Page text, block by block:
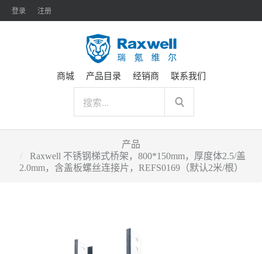
登录 注册
商城 产品目录 经销商 联系我们
产品
Raxwell 不锈钢梯式桥架，800*150mm，厚度体2.5/盖
2.0mm，含盖板螺丝连接片，REFS0169（默认2米/根）